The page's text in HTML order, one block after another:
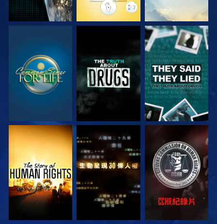
觀看 觀看 觀看
觀看 觀看 觀看